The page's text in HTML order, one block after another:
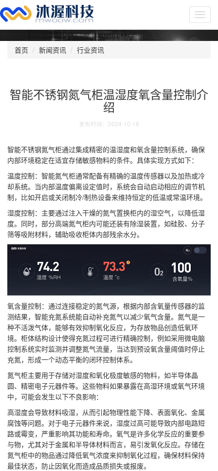
首页 新闻资讯 行业资讯
智能不锈钢氮气柜温湿度氧含量控制介
绍
发布时间：2024-10-18
智能不锈钢氮气柜通过集成精密的温湿度和氧含量控制系统，确保
内部环境稳定在适宜存储敏感物料的条件。具体实现方式如下：
温度控制：智能氮气柜通常配备有精确的温度传感器以及加热或冷
却系统。当内部温度偏离设定值时，系统会自动启动相应的调节机
制，比如开启或关闭制冷/制热设备来维持恒定的低温或常温环境。
湿度控制：主要通过注入干燥的氮气置换柜内的湿空气，以降低湿
度。同时，部分高端氮气柜内可能还装有除湿装置，如硅胶、分子
筛等吸附材料，辅助吸收柜体内部残余水分。
氧含量控制：通过连接稳定的氮气源，根据内部含氧量传感器的监
测结果，智能充氮系统能自动补充氮气以减少氧气含量。氮气是一
种不活泼气体，能够有效抑制氧化反应，为存放物品创造低氧环
境。柜体结构设计使得充氮过程可进行精确控制，例如采用微电脑
控制系统实时监测并调整氮气流量，当达到预设氧含量阈值时停止
充氮，形成一个动态平衡的闭环控制体系。
氮气柜主要用于存储对湿度和氧化极度敏感的物料，如半导体晶
圆、精密电子元器件等。这些物料如果暴露在高湿环境或氧气环境
中，可能会发生以下不良影响：
高湿度会导致材料吸湿，从而引起物理性能下降、表面氧化、金属
腐蚀等问题。对于电子元器件来说，湿度过高可能导致内部电路短
路或霉变，严重影响其功能和寿命。氧气是许多化学反应的重要参
与物，尤其对于金属和半导体材料而言，易引发氧化反应。存储在
氮气柜中的物品通过降低氧气浓度来抑制氧化过程，确保材料保持
最佳状态，防止因氧化而造成品质损失或报废。